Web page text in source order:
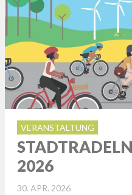
VERANSTALTUNG
2026
POSTED
30. APR. 2026